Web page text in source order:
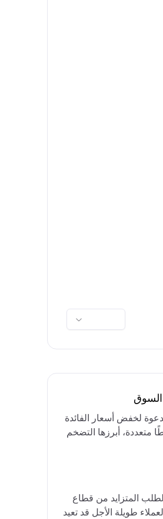
السوق
لخفض أسعار الفائدة
متعددة، أبرزها التضخم
خفض الفائدة أو خفض
المتزايد من قطاع
طويلة الأجل قد تعيد